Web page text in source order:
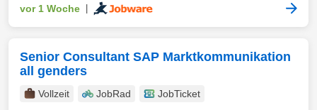
vor 1 Woche
Senior Consultant SAP Marktkommunikation
all genders
Vollzeit JobRad
JobTicket